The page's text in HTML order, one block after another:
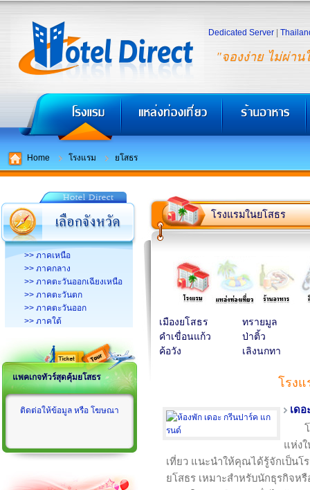
"จองง่าย ไม่ผ่าน
Dedicated Server
Home โรงแรม ยโสธร
>> ภาคเหนือ
>> ภาคกลาง
>> ภาคตะวันออกเฉียงเหนือ
>> ภาคตะวันตก
>> ภาคตะวันออก
>> ภาคใต้
แพคเกจทัวร์สุดคุ้มยโสธร
ติดต่อให้ข้อมูล หรือ โฆษณา
โรงแรมในยโสธร
เมืองยโสธร
ทรายมูล
คำเขื่อนแก้ว
ป่าติ้ว
ค้อวัง
เลิงนกทา
โรง
เด
แห่ง
เที่ยว แนะนำให้คุณได้รู้จักเป็นโ
ยโสธร เหมาะสำหรับนักธุรกิจห